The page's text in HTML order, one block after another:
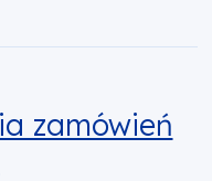
zamówień